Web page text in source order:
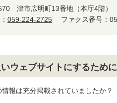
津市広明町13番地（本庁4階）
059-224-2725 ファクス番号：
ウェブサイトにするため
情報は充分掲載されていましたか？